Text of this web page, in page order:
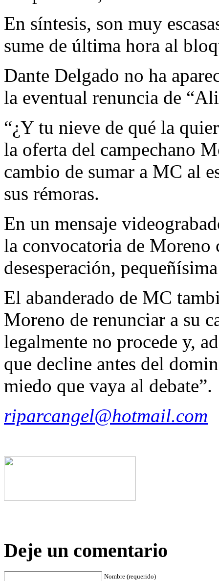
En síntesis, son muy
sume de última hora al
Dante Delgado no ha
la eventual renuncia de
“¿Y tu nieve de qué la
la oferta del campechano
cambio de sumar a MC al
sus rémoras.
En un mensaje
la convocatoria de Moreno
desesperación,
El abanderado de MC
Moreno de renunciar a su
legalmente no procede y,
que decline antes del
miedo que vaya al debate”.
riparcangel@hotmail.com
Deje un comentario
Nombre (requerido)